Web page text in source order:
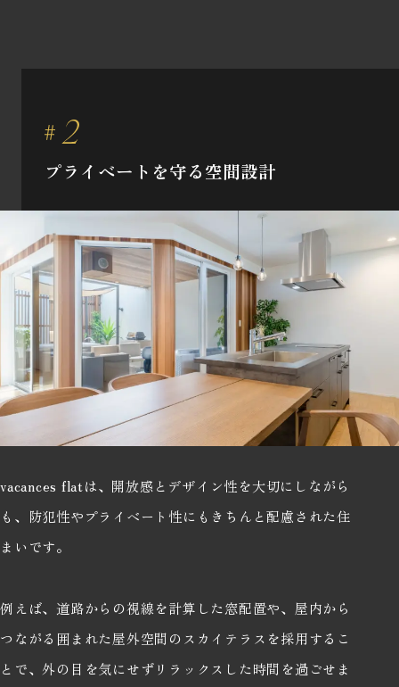
プライベートを守る空間設計
vacances flatは、開放感とデザイン性を大切にしながら
も、防犯性やプライベート性にもきちんと配慮された住
まいです。
例えば、道路からの視線を計算した窓配置や、屋内から
つながる囲まれた屋外空間のスカイテラスを採用するこ
とで、外の目を気にせずリラックスした時間を過ごせま